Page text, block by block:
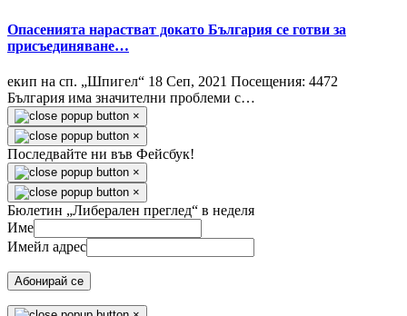
Опасенията нарастват докато България се готви за
присъединяване…
екип на сп. „Шпигел“ 18 Сeп, 2021 Посещения: 4472
България има значителни проблеми с…
×
×
Последвайте ни във Фейсбук!
×
×
Бюлетин „Либерален преглед“ в неделя
Име
Имейл адрес
Абонирай се